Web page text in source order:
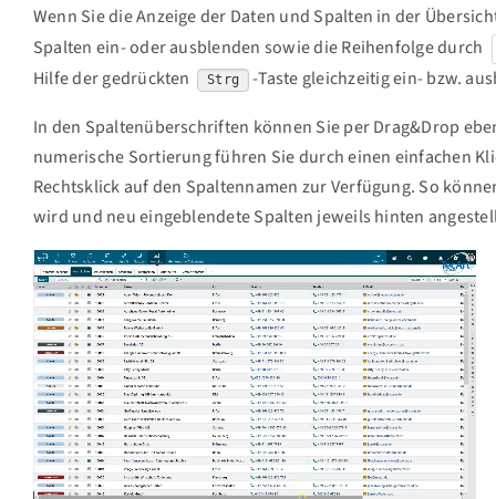
Wenn Sie die Anzeige der Daten und Spalten in der
Spalten ein- oder ausblenden sowie die Reihenfolge durch
Hilfe der gedrückten
Strg
-Taste gleichzeitig ein- bzw.
In den Spaltenüberschriften können Sie per Drag&Drop
numerische Sortierung führen Sie durch einen einfachen
Rechtsklick auf den Spaltennamen zur Verfügung. So
wird und neu eingeblendete Spalten jeweils hinten